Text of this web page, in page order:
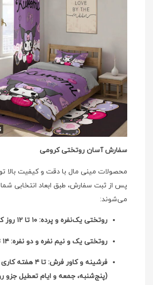
سفارش آسان روتختی کرومی
محصولات مینی‌ مال با دقت و کیفیت بالا
پس از ثبت سفارش، طبق ابعاد انتخابی شما
می‌شوند:
روتختی یک‌نفره و پرده: ۱۰ تا ۱۲ روز کاری
روتختی یک و نیم نفره و دو نفره: ۱۴ تا ۱۶ روز کاری
فرشینه و کاور فرش: تا ۴ هفته کاری
(پنج‌شنبه، جمعه و ایام تعطیل جزو